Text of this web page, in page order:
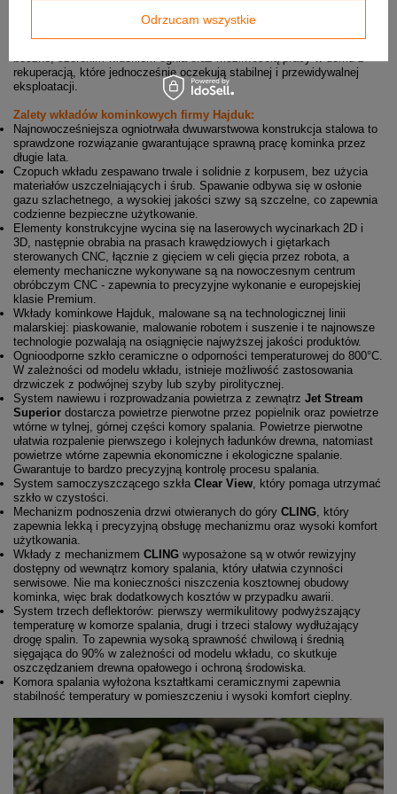
to odpowiedni wybór dla osób poszukujących
wkładu kominkowego z klasycznym dostępem do paleniska przez drzwi
rekuperacją, które jednocześnie oczekują stabilnej i przewidywalnej
eksploatacji.
Zalety wkładów kominkowych firmy Hajduk:
Najnowocześniejsza ogniotrwała dwuwarstwowa konstrukcja stalowa to
sprawdzone rozwiązanie gwarantujące sprawną pracę kominka przez
długie lata.
Czopuch wkładu zespawano trwale i solidnie z korpusem, bez użycia
materiałów uszczelniających i śrub. Spawanie odbywa się w osłonie
gazu szlachetnego, a wysokiej jakości szwy są szczelne, co zapewnia
codzienne bezpieczne użytkowanie.
Elementy konstrukcyjne wycina się na laserowych wycinarkach 2D i
3D, następnie obrabia na prasach krawędziowych i giętarkach
sterowanych CNC, łącznie z gięciem w celi gięcia przez robota, a
elementy mechaniczne wykonywane są na nowoczesnym centrum
obróbczym CNC - zapewnia to precyzyjne wykonanie e europejskiej
klasie Premium.
Wkłady kominkowe Hajduk, malowane są na technologicznej linii
malarskiej: piaskowanie, malowanie robotem i suszenie i te najnowsze
technologie pozwalają na osiągnięcie najwyższej jakości produktów.
Ognioodporne szkło ceramiczne o odporności temperaturowej do 800°C.
W zależności od modelu wkładu, istnieje możliwość zastosowania
drzwiczek z podwójnej szyby lub szyby pirolitycznej.
System nawiewu i rozprowadzania powietrza z zewnątrz Jet Stream
Superior dostarcza powietrze pierwotne przez popielnik oraz powietrze
wtórne w tylnej, górnej części komory spalania. Powietrze pierwotne
ułatwia rozpalenie pierwszego i kolejnych ładunków drewna, natomiast
powietrze wtórne zapewnia ekonomiczne i ekologiczne spalanie.
Gwarantuje to bardzo precyzyjną kontrolę procesu spalania.
System samoczyszczącego szkła Clear View , który pomaga utrzymać
szkło w czystości.
Mechanizm podnoszenia drzwi otwieranych do góry CLING , który
zapewnia lekką i precyzyjną obsługę mechanizmu oraz wysoki komfort
użytkowania.
Wkłady z mechanizmem CLING wyposażone są w otwór rewizyjny
dostępny od wewnątrz komory spalania, który ułatwia czynności
serwisowe. Nie ma konieczności niszczenia kosztownej obudowy
kominka, więc brak dodatkowych kosztów w przypadku awarii.
System trzech deflektorów: pierwszy wermikulitowy podwyższający
temperaturę w komorze spalania, drugi i trzeci stalowy wydłużający
drogę spalin. To zapewnia wysoką sprawność chwilową i średnią
sięgająca do 90% w zależności od modelu wkładu, co skutkuje
oszczędzaniem drewna opałowego i ochroną środowiska.
Komora spalania wyłożona kształtkami ceramicznymi zapewnia
stabilność temperatury w pomieszczeniu i wysoki komfort cieplny.
Odrzucam wszystkie